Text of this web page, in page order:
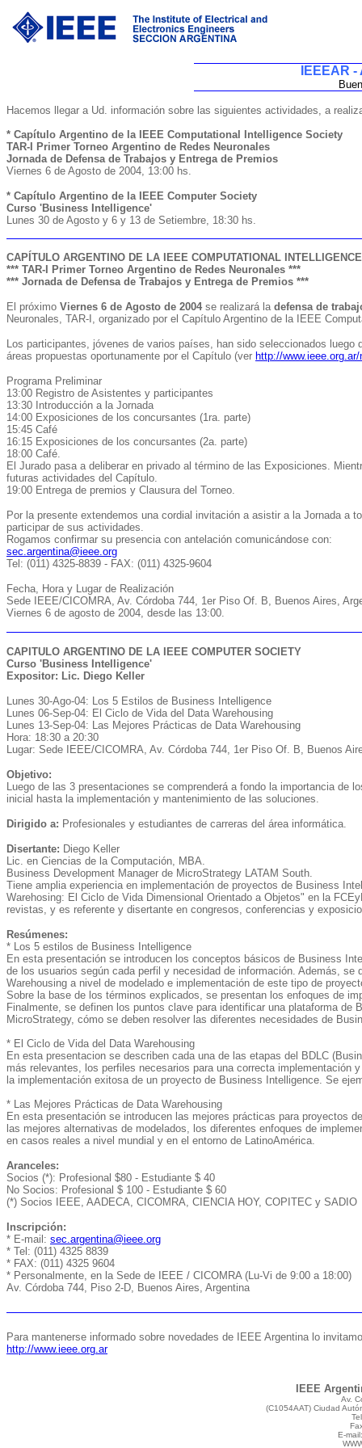
IEEEAR
Hacemos llegar a Ud. información sobre las siguientes actividades, a
* Capítulo Argentino de la IEEE Computational Intelligence Society
TAR-I Primer Torneo Argentino de Redes Neuronales
Jornada de Defensa de Trabajos y Entrega de Premios
Viernes 6 de Agosto de 2004, 13:00 hs.
* Capítulo Argentino de la IEEE Computer Society
Curso 'Business Intelligence'
Lunes 30 de Agosto y 6 y 13 de Setiembre, 18:30 hs.
CAPÍTULO ARGENTINO DE LA IEEE COMPUTATIONAL
*** TAR-I Primer Torneo Argentino de Redes Neuronales ***
*** Jornada de Defensa de Trabajos y Entrega de Premios ***
El próximo Viernes 6 de Agosto de 2004se realizará la defensa de
Neuronales, TAR-I, organizado por el Capítulo Argentino de la IEEE
Los participantes, jóvenes de varios países, han sido seleccionados
áreas propuestas oportunamente por el Capítulo (ver http://
Programa Preliminar
13:00 Registro de Asistentes y participantes
13:30 Introducción a la Jornada
14:00 Exposiciones de los concursantes (1ra. parte)
15:45 Café
16:15 Exposiciones de los concursantes (2a. parte)
18:00 Café.
El Jurado pasa a deliberar en privado al término de las Exposiciones.
futuras actividades del Capítulo.
19:00 Entrega de premios y Clausura del Torneo.
Por la presente extendemos una cordial invitación a asistir a la Jornada a
participar de sus actividades.
Rogamos confirmar su presencia con antelación comunicándose con:
sec.argentina@ieee.org
Tel: (011) 4325-8839 - FAX: (011) 4325-9604
Fecha, Hora y Lugar de Realización
Sede IEEE/CICOMRA, Av. Córdoba 744, 1er Piso Of. B, Buenos Aires,
Viernes 6 de agosto de 2004, desde las 13:00.
CAPITULO ARGENTINO DE LA IEEE COMPUTER SOCIETY
Curso 'Business Intelligence'
Expositor: Lic. Diego Keller
Lunes 30-Ago-04: Los 5 Estilos de Business Intelligence
Lunes 06-Sep-04: El Ciclo de Vida del Data Warehousing
Lunes 13-Sep-04: Las Mejores Prácticas de Data Warehousing
Hora: 18:30 a 20:30
Lugar: Sede IEEE/CICOMRA, Av. Córdoba 744, 1er Piso Of. B, Buenos
Objetivo:
Luego de las 3 presentaciones se comprenderá a fondo la importancia
inicial hasta la implementación y mantenimiento de las soluciones.
Dirigido a: Profesionales y estudiantes de carreras del área informática.
Disertante: Diego Keller
Lic. en Ciencias de la Computación, MBA.
Business Development Manager de MicroStrategy LATAM South.
Tiene amplia experiencia en implementación de proyectos de Business
Warehosing: El Ciclo de Vida Dimensional Orientado a Objetos" en la
revistas, y es referente y disertante en congresos, conferencias y
Resúmenes:
* Los 5 estilos de Business Intelligence
En esta presentación se introducen los conceptos básicos de Business
de los usuarios según cada perfil y necesidad de información. Además,
Warehousing a nivel de modelado e implementación de este tipo de
Sobre la base de los términos explicados, se presentan los enfoques de
Finalmente, se definen los puntos clave para identificar una plataforma
MicroStrategy, cómo se deben resolver las diferentes necesidades de
* El Ciclo de Vida del Data Warehousing
En esta presentacion se describen cada una de las etapas del BDLC
más relevantes, los perfiles necesarios para una correcta
la implementación exitosa de un proyecto de Business Intelligence. Se
* Las Mejores Prácticas de Data Warehousing
En esta presentación se introducen las mejores prácticas para proyectos
las mejores alternativas de modelados, los diferentes enfoques de
en casos reales a nivel mundial y en el entorno de LatinoAmérica.
Aranceles:
Socios (*): Profesional $80 - Estudiante $ 40
No Socios: Profesional $ 100 - Estudiante $ 60
(*) Socios IEEE, AADECA, CICOMRA, CIENCIA HOY, COPITEC y SADIO
Inscripción:
* E-mail: sec.argentina@ieee.org
* Tel: (011) 4325 8839
* FAX: (011) 4325 9604
* Personalmente, en la Sede de IEEE / CICOMRA (Lu-Vi de 9:00 a 18:00)
Av. Córdoba 744, Piso 2-D, Buenos Aires, Argentina
Para mantenerse informado sobre novedades de IEEE Argentina lo
http://www.ieee.org.ar
IEEE
Av.
(C1054AAT) Ciudad
E-